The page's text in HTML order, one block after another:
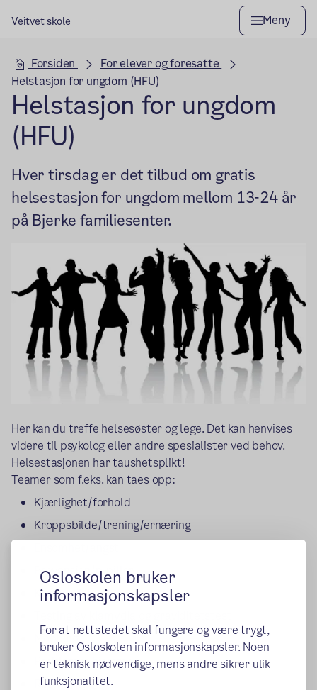
Osloskolen bruker
informasjonskapsler
For at nettstedet skal fungere og være trygt,
bruker Osloskolen informasjonskapsler. Noen
er teknisk nødvendige, mens andre sikrer ulik
funksjonalitet.
Veitvet skole Meny
Hovedseksjon
Forsiden
For elever og foresatte
Helstasjon for ungdom (HFU)
Helstasjon for ungdom
(HFU)
Hver tirsdag er det tilbud om gratis
helsestasjon for ungdom mellom 13-24 år
på Bjerke familiesenter.
Her kan du treffe helsesøster og lege. Det kan henvises
videre til psykolog eller andre spesialister ved behov.
Helsestasjonen har taushetsplikt!
Teamer som f.eks. kan taes opp:
Kjærlighet/forhold
Kroppsbilde/trening/ernæring
Prevensjon/p-piller
Kjønnssykdommer
Mobbing
Problemer hjemme
Rus/røyking